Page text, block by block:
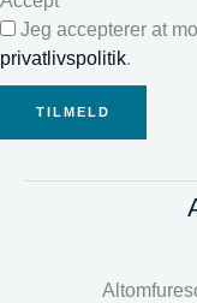
Jeg accepterer at
privatlivspolitik.
TILMELD